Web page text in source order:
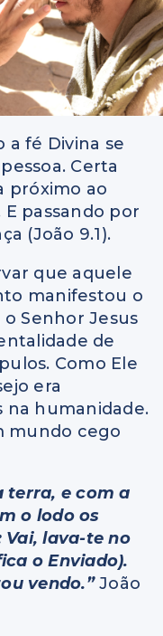
a fé Divina se
Certa
próximo ao
passando por
(João 9.1).
que aquele
manifestou o
o Senhor Jesus
de
Como Ele
era
na humanidade.
mundo cego
terra, e com a
o lodo os
Vai, lava-te no
o Enviado).
vendo.”João